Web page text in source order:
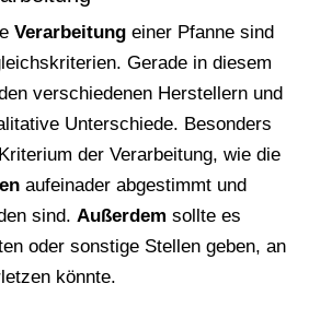
Verarbeitung einer Pfanne sind
Gerade in diesem
verschiedenen Herstellern und
Unterschiede. Besonders
der Verarbeitung, wie die
aufeinader abgestimmt und
sind. Außerdem sollte es
oder sonstige Stellen geben, an
könnte.